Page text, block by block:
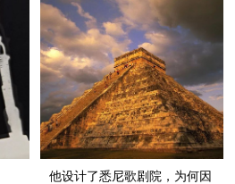
他设计了悉尼歌剧院，为何因